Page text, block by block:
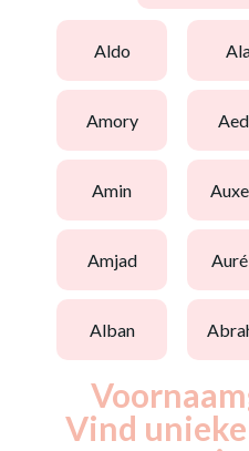
aldo
amory
amin
amjad
alban
Vind